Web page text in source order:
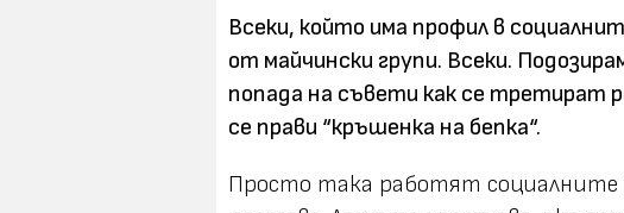
Всеки, който има профил в
от майчински групи. Всеки.
попада на съвети как се третират
се прави “кръшенка на бепка“.
Просто така работят